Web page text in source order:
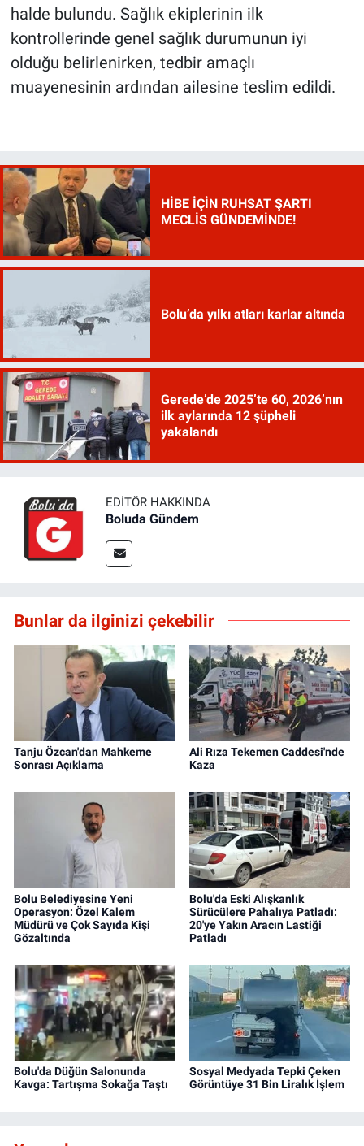
halde bulundu. Sağlık ekiplerinin ilk
kontrollerinde genel sağlık durumunun iyi
olduğu belirlenirken, tedbir amaçlı
muayenesinin ardından ailesine teslim edildi.
HİBE İÇİN RUHSAT ŞARTI
MECLİS GÜNDEMİNDE!
Bolu’da yılkı atları karlar altında
Gerede’de 2025’te 60, 2026’nın
ilk aylarında 12 şüpheli
yakalandı
EDITÖR HAKKINDA
Boluda Gündem
Bunlar da ilginizi çekebilir
Tanju Özcan'dan Mahkeme
Sonrası Açıklama
Ali Rıza Tekemen Caddesi'nde
Kaza
Bolu Belediyesine Yeni
Operasyon: Özel Kalem
Müdürü ve Çok Sayıda Kişi
Gözaltında
Bolu'da Eski Alışkanlık
Sürücülere Pahalıya Patladı:
20'ye Yakın Aracın Lastiği
Patladı
Bolu'da Düğün Salonunda
Kavga: Tartışma Sokağa Taştı
Sosyal Medyada Tepki Çeken
Görüntüye 31 Bin Liralık İşlem